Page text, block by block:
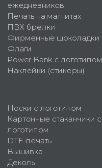
ежедневников
Печать на магнитах
ПВХ брелки
Фирменные шоколадки
Флаги
Power Bank с логотипом
Наклейки (стикеры)
Носки с логотипом
Картонные стаканчики с
логотипом
DTF-печать
Вышивка
Деколь